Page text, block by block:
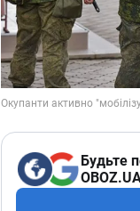
Будьте